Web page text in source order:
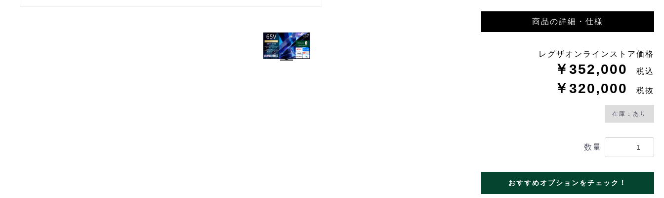
商品の詳細・仕様
レグザオンラインストア価格
￥352,000 税込
￥320,000 税抜
在庫：あり
数量
おすすめオプションをチェック！